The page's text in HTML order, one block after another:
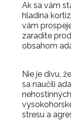
Ak sa vám
hladina
vám
zaradíte
obsahom
Nie je divu,
sa naučili
stresu a